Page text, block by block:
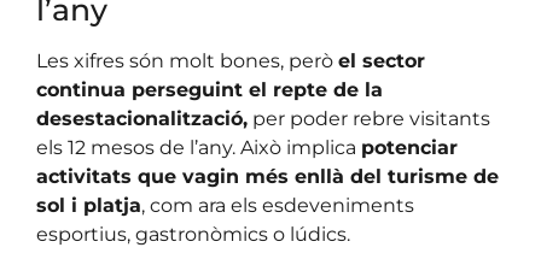
l’any
Les xifres són molt bones, però el sector
continua perseguint el repte de la
desestacionalització, per poder rebre visitants
els 12 mesos de l’any. Això implica potenciar
activitats que vagin més enllà del turisme de
sol i platja, com ara els esdeveniments
esportius, gastronòmics o lúdics.